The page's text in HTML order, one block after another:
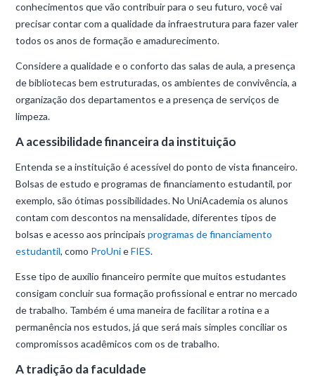
conhecimentos que vão contribuir para o seu futuro, você vai
precisar contar com a qualidade da infraestrutura para fazer valer
todos os anos de formação e amadurecimento.
Considere a qualidade e o conforto das salas de aula, a presença
de bibliotecas bem estruturadas, os ambientes de convivência, a
organização dos departamentos e a presença de serviços de
limpeza.
A acessibilidade financeira da instituição
Entenda se a instituição é acessível do ponto de vista financeiro.
Bolsas de estudo e programas de financiamento estudantil, por
exemplo, são ótimas possibilidades. No UniAcademia os alunos
contam com descontos na mensalidade, diferentes tipos de
bolsas e acesso aos principaisprogramas de financiamento
estudantil, como ProUnieFIES.
Esse tipo de auxílio financeiro permite que muitos estudantes
consigam concluir sua formação profissional e entrar no mercado
de trabalho. Também é uma maneira de facilitar a rotina e a
permanência nos estudos, já que será mais simples conciliar os
compromissos acadêmicos com os de trabalho.
A tradição da faculdade